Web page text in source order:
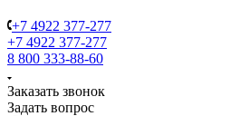
+7 4922 377-277
+7 4922 377-277
8 800 333-88-60
Заказать звонок
Задать вопрос